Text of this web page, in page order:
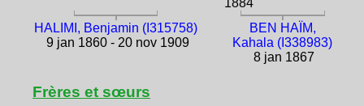
1884
HALIMI, Benjamin (I315758)
9 jan 1860 - 20 nov 1909
BEN HAÏM,
Kahala (I338983)
8 jan 1867
Frères et sœurs